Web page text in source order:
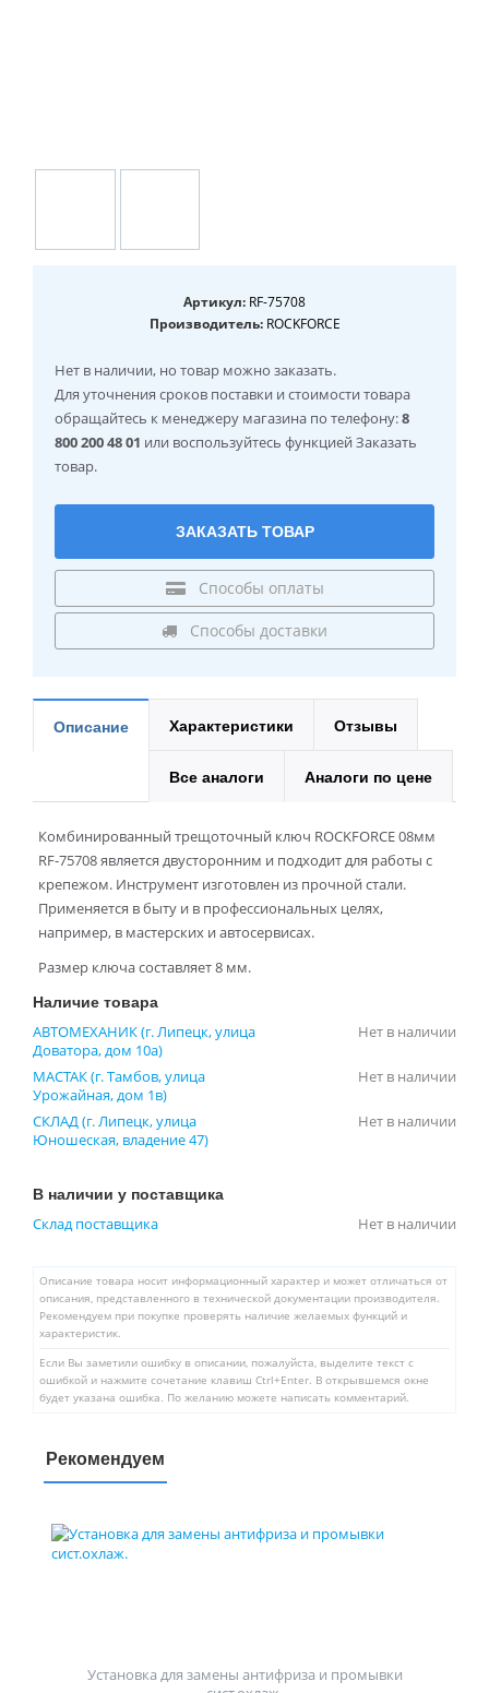
Артикул: RF-75708
Производитель:ROCKFORCE
Нет в наличии, но товар можно заказать.
Для уточнения сроков поставки и стоимости товара
обращайтесь к менеджеру магазина по телефону:8
800 200 48 01 или воспользуйтесь функцией Заказать
товар.
ЗАКАЗАТЬ ТОВАР
Способы оплаты
Способы доставки
Описание Характеристики Отзывы
Все аналоги Аналоги по цене
Комбинированный трещоточный ключ ROCKFORCE 08мм
RF-75708 является двусторонним и подходит для работы с
крепежом. Инструмент изготовлен из прочной стали.
Применяется в быту и в профессиональных целях,
например, в мастерских и автосервисах.
Размер ключа составляет 8 мм.
Наличие товара
АВТОМЕХАНИК (г. Липецк, улица
Доватора, дом 10а)
Нет в наличии
МАСТАК (г. Тамбов, улица
Урожайная, дом 1в)
Нет в наличии
СКЛАД (г. Липецк, улица
Юношеская, владение 47)
Нет в наличии
В наличии у поставщика
Склад поставщика Нет в наличии
Описание товара носит информационный характер и может отличаться от
описания, представленного в технической документации производителя.
Рекомендуем при покупке проверять наличие желаемых функций и
характеристик.
Если Вы заметили ошибку в описании, пожалуйста, выделите текст с
ошибкой и нажмите сочетание клавиш Ctrl+Enter. В открывшемся окне
будет указана ошибка. По желанию можете написать комментарий.
Рекомендуем
Установка для замены антифриза и промывки